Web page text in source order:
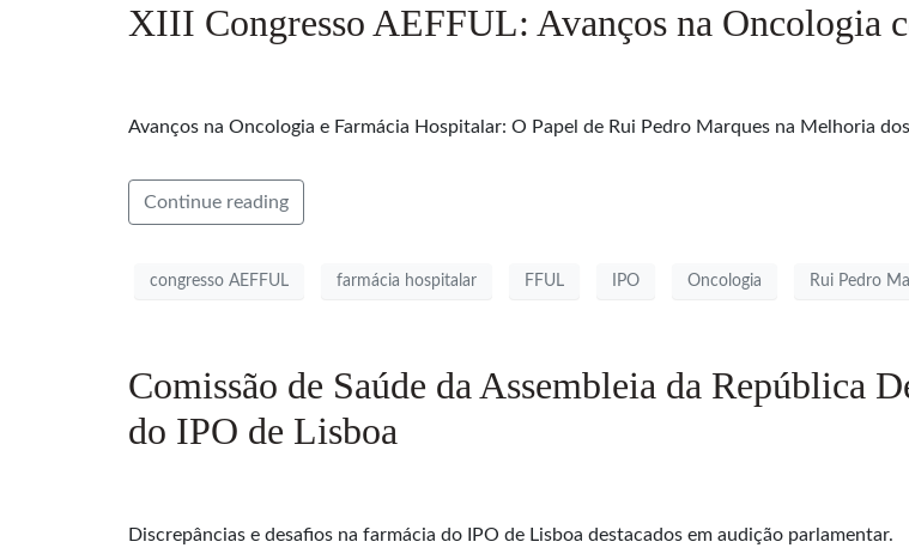
XIII Congresso AEFFUL: Avanços na Oncologia
Avanços na Oncologia e Farmácia Hospitalar: O Papel de Rui Pedro Marques na Melhoria
Continue reading
congresso AEFFUL farmácia hospitalar FFUL IPO Oncologia Rui Pedro
Comissão de Saúde da Assembleia da República
do IPO de Lisboa
Discrepâncias e desafios na farmácia do IPO de Lisboa destacados em audição parlamentar.